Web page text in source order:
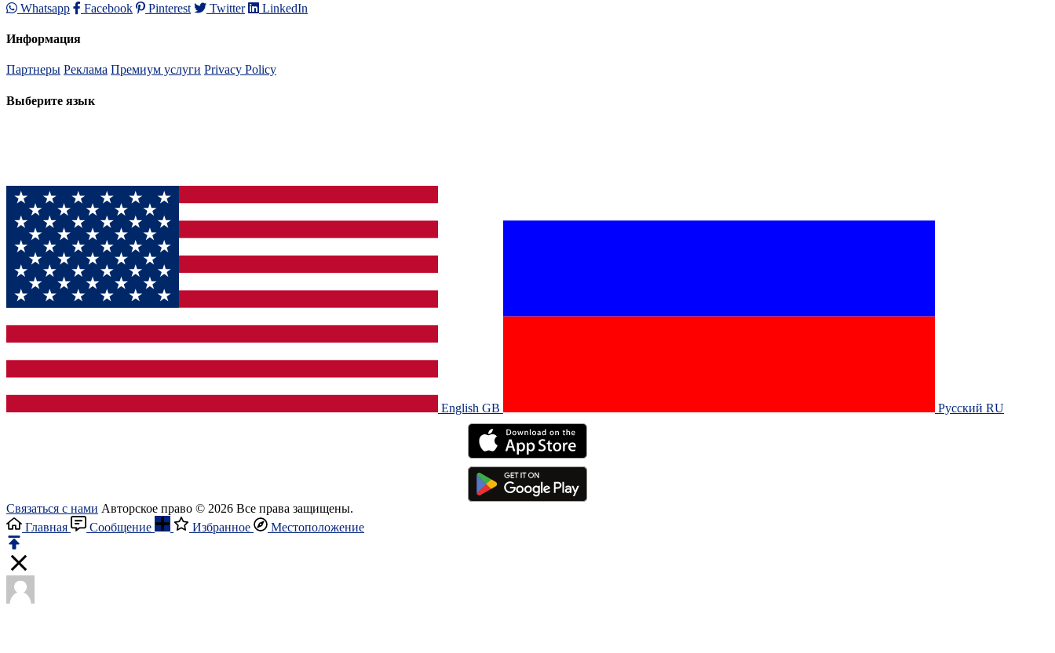
Whatsapp Facebook Pinterest Twitter LinkedIn
Информация
Партнеры Реклама Премиум услуги Privacy Policy
Выберите язык
English GB‎ Русский RU‎
Связаться с нами Авторское право © 2026 Все права защищены.
Главная
Сообщение Избранное Местоположение